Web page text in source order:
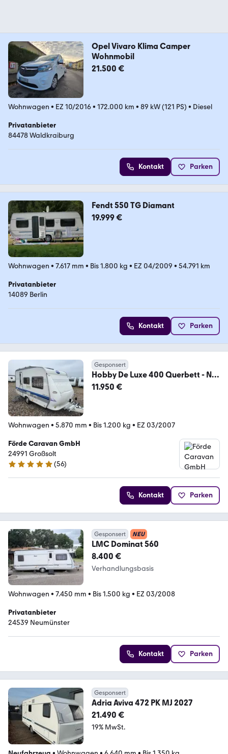
Opel Vivaro Klima Camper
Wohnmobil
21.500 €
Wohnwagen • EZ 10/2016• 172.000 km • 89 kW (121 PS) • Diesel
Privatanbieter
84478 Waldkraiburg
Kontakt Parken
Fendt 550 TG Diamant
19.999 €
Wohnwagen • 7.617 mm • Bis 1.800 kg • EZ 04/2009 • 54.791 km
Privatanbieter
14089 Berlin
Kontakt Parken
Gesponsert
Hobby De Luxe 400 Querbett - Nr.
37 (9)
11.950 €
Wohnwagen • 5.870 mm • Bis 1.200 kg • EZ 03/2007
Förde Caravan GmbH
24991 Großsolt
5 Sterne
(56)
Kontakt Parken
Gesponsert NEU
LMC Dominat 560
8.400 €
Verhandlungsbasis
Wohnwagen • 7.450 mm • Bis 1.500 kg • EZ 03/2008
Privatanbieter
24539 Neumünster
Kontakt Parken
Gesponsert
Adria Aviva 472 PK MJ 2027
21.490 €
19% MwSt.